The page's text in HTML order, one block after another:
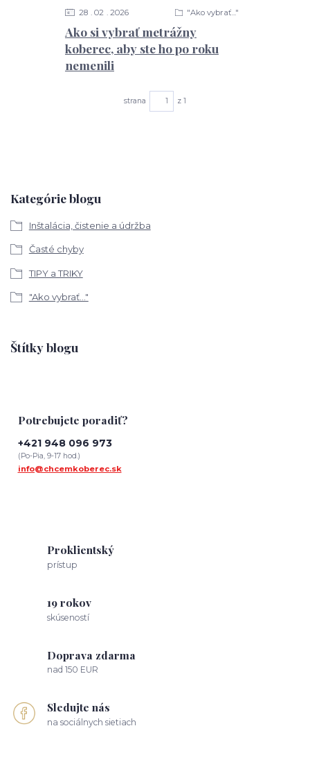
Kategórie blogu
Inštalácia, čistenie a údržba
Časté chyby
TIPY a TRIKY
"Ako vybrať..."
Štítky blogu
Potrebujete poradiť?
+421 948 096 973
(Po-Pia, 9-17 hod.)
info@chcemkoberec.sk
Ako si vybrať metrážny
koberec, aby ste ho po roku
nemenili
28 02 2026 "Ako vybrať..."
strana z 1
Proklientský
prístup
19 rokov
skúseností
Doprava zdarma
nad 150 EUR
Sledujte nás
na sociálnych sietiach